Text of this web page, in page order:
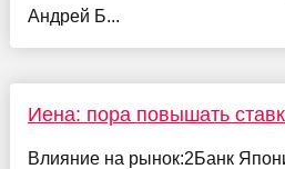
Андрей Б...
Иена: пора повышать
Влияние на рынок:2Банк